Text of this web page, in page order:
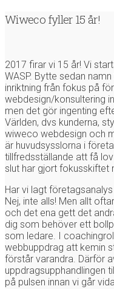
Wiweco fyller 15 år!
2017 firar vi 15 år! Vi
WASP. Bytte sedan
inriktning från fokus på
webdesign/konsultering
men det gör ingenting
Världen, dvs kunderna,
wiweco webdesign och
är huvudsysslorna i
tillfredsställande att få
slut har gjort fokusskiftet
Har vi lagt
Nej, inte alls! Men allt
och det ena gett det
dig som behöver ett
som ledare. I
webbuppdrag att kemin
förstår varandra. Därför
uppdragsupphandlingen
på pulsen innan vi går